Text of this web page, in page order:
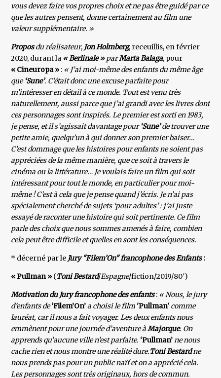
vous devez faire vos propres choix et ne pas être guidé par ce
que les autres pensent, donne certainement au film une
valeur supplémentaire. »
Proposdu réalisateur, Jon Holmberg, receuillis, en février
2020, durant la « Berlinale »parMarta Balaga, pour
« Cineuropa » : « J’ai moi-même des enfants du même âge
que‘Sune’. C’était donc une excuse parfaite pour
m’intéresser en détail à ce monde. Tout est venu très
naturellement, aussi parce que j’ai grandi avec les livres dont
ces personnages sont inspirés. Le premier est sorti en 1983,
je pense, et il s’agissait davantage pour‘Sune’de trouver une
petite amie, quelqu’un à qui donner son premier baiser…
C’est dommage que les histoires pour enfants ne soient pas
appréciées de la même manière, que ce soit à travers le
cinéma ou la littérature… Je voulais faire un film qui soit
intéressant pour tout le monde, en particulier pour moi-
même ! C’est à cela que je pense quand j’écris. Je n’ai pas
spécialement cherché de sujets ‘pour adultes’ : j’ai juste
essayé de raconter une histoire qui soit pertinente. Ce film
parle des choix que nous sommes amenés à faire, combien
cela peut être difficile et quelles en sont les conséquences.
* décerné par le Jury "Filem’On" francophone des Enfants:
« Pullman » (Toni Bestard/Espagne/fiction/2019/80′)
Motivation du Jury francophone des enfants: « Nous, le jury
d’enfants de‘Filem’On’a choisi le film 'Pullman' comme
lauréat, car il nous a fait voyager. Les deux enfants nous
emmènent pour une journée d’aventure àMajorque. On
apprends qu’aucune ville n’est parfaite. ‘Pullman’ne nous
cache rien et nous montre une réalité dure.Toni Bestardne
nous prends pas pour un public naïf et on a apprécié cela.
Les personnages sont très originaux, hors de commun.